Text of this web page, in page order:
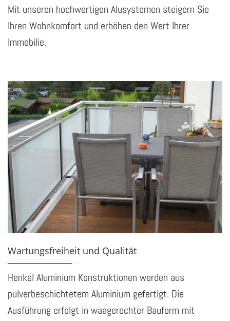
Mit unseren hochwertigen Alusystemen steigern Sie
Ihren Wohnkomfort und erhöhen den Wert Ihrer
Immobilie.
Wartungsfreiheit und Qualität
Henkel Aluminium Konstruktionen werden aus
pulverbeschichtetem Aluminium gefertigt. Die
Ausführung erfolgt in waagerechter Bauform mit